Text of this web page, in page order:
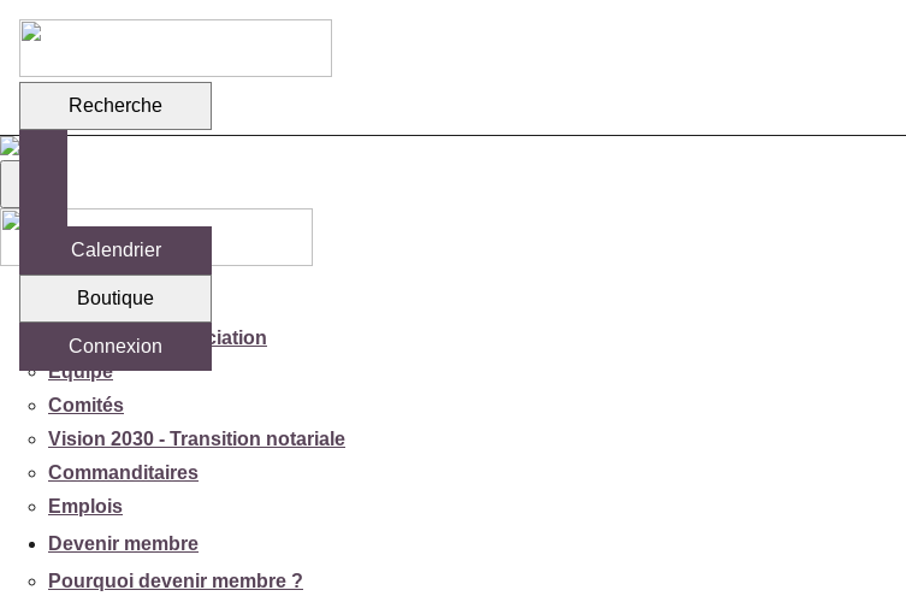
Recherche
Calendrier
Boutique
Connexion
Votre association
Mission de l'association
Équipe
Comités
Vision 2030 - Transition notariale
Commanditaires
Emplois
Devenir membre
Pourquoi devenir membre ?